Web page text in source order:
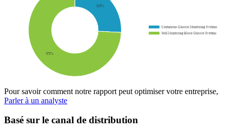
Pour savoir comment notre rapport peut optimiser votre entreprise,
Parler à un analyste
Basé sur le canal de distribution